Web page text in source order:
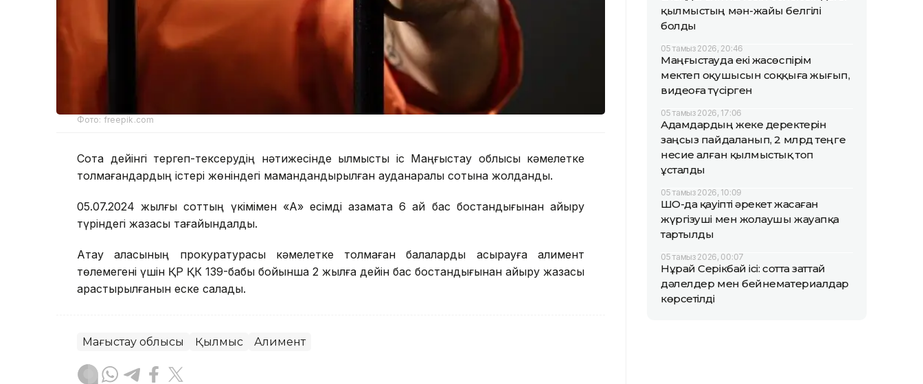
Фото: freepik.com
Сотқа дейінгі тергеп-тексерудің нәтижесінде қылмыстық іс Маңғыстау облысы кәмелетке
толмағандардың істері жөніндегі мамандандырылған ауданаралық сотына жолданды.
05.07.2024 жылғы соттың үкімімен «А» есімді азаматқа 6 ай бас бостандығынан айыру
түріндегі жазасы тағайындалды.
Ақтау қаласының прокуратурасы кәмелетке толмаған балаларды асырауға алимент
төлемегені үшін ҚР ҚК 139-бабы бойынша 2 жылға дейін бас бостандығынан айыру жазасы
қарастырылғанын еске салады.
Маңғыстау облысы Қылмыс Алимент
қылмыстың мән-жайы белгілі
болды
05 тамыз 2026, 20:46
Маңғыстауда екі жасөспірім
мектеп оқушысын соққыға жығып,
видеоға түсірген
05 тамыз 2026, 17:06
Адамдардың жеке деректерін
заңсыз пайдаланып, 2 млрд теңге
несие алған қылмыстық топ
ұсталды
05 тамыз 2026, 10:09
ШҚО-да қауіпті әрекет жасаған
жүргізуші мен жолаушы жауапқа
тартылды
05 тамыз 2026, 00:07
Нұрай Серікбай ісі: сотта заттай
дәлелдер мен бейнематериалдар
көрсетілді